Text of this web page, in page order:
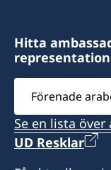
torsdagar från
ansökan om
Hitta
Välj
ambassad
Se en lista
UD Resklar